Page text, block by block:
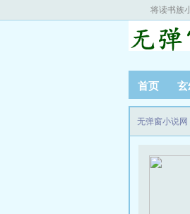
将读书族
首页 玄
无弹窗小说网